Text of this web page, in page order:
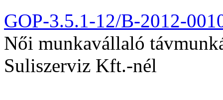
GOP-3.5.1-12/B-2012-
Női munkavállaló
Suliszerviz Kft.-nél